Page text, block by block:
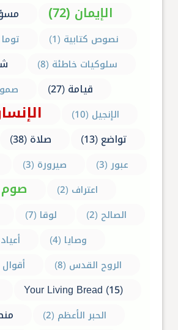
الإيمان (72)
نصوص كتابية (1)
سلوكيات خاطئة (8)
قيامة (27)
الإنجيل (10)
الإنسان
تواضع (13) صلاة (38)
عبور (3)
صيرورة (3)
اعتراف (2) صوم
الصالح (2) لوقا (7)
وصايا (4)
أعياد
الروح القدس (8)
Your Living Bread (15)
الحبر الأعظم (2)